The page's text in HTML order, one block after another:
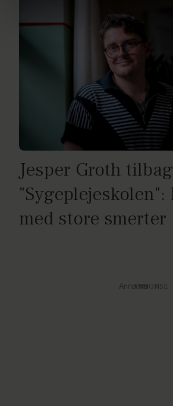
dine personoplysninger i forbindelse
privatlivspolitikog
Jesper Groth
"Sygeplejeskolen":
med store smerter
Annonce